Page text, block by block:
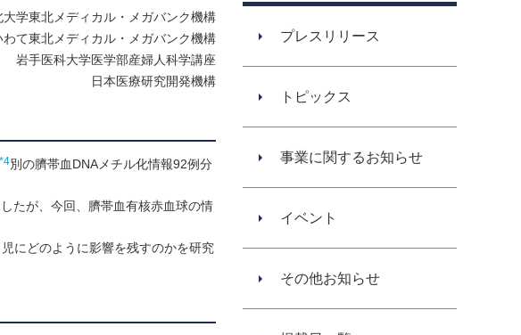
大学東北メディカル・メガバンク機構
て東北メディカル・メガバンク機構
岩手医科大学医学部産婦人科学講座
日本医療研究開発機構
*4別の臍帯血DNAメチル化情報92例分
たが、今回、臍帯血有核赤血球の情
にどのように影響を残すのかを研究
プレスリリース
トピックス
事業に関するお知らせ
イベント
その他お知らせ